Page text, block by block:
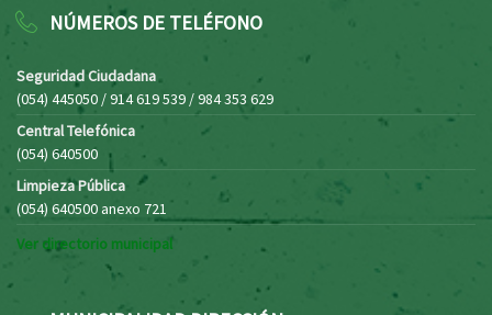
NÚMEROS DE TELÉFONO
Seguridad Ciudadana
(054) 445050 / 914 619 539 / 984 353 629
Central Telefónica
(054) 640500
Limpieza Pública
(054) 640500 anexo 721
Ver directorio municipal